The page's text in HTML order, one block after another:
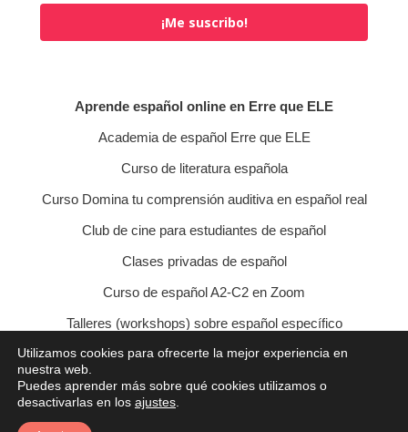
¡Me suscribo!
Aprende español online en Erre que ELE
Academia de español Erre que ELE
Curso de literatura española
Curso Domina tu comprensión auditiva en español real
Club de cine para estudiantes de español
Clases privadas de español
Curso de español A2-C2 en Zoom
Talleres (workshops) sobre español específico
Curso de conversación veraniego
Política de privacidad
Política de cookies
Condiciones de contratación
Utilizamos cookies para ofrecerte la mejor experiencia en
nuestra web.
Puedes aprender más sobre qué cookies utilizamos o
desactivarlas en los ajustes